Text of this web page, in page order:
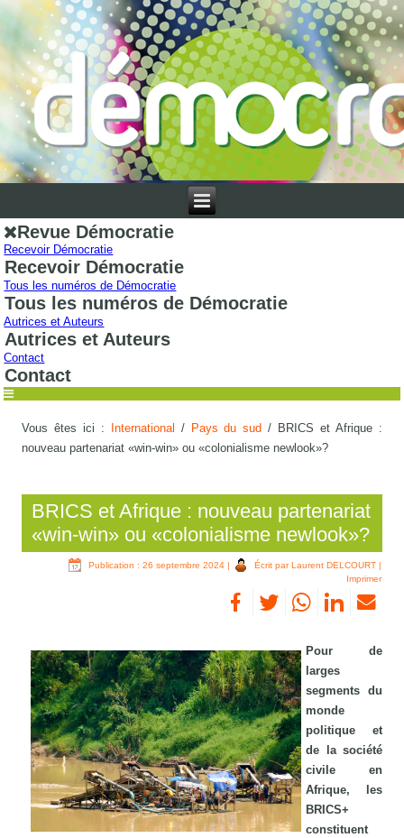
Revue Démocratie
Recevoir Démocratie
Recevoir Démocratie
Tous les numéros de Démocratie
Tous les numéros de Démocratie
Autrices et Auteurs
Autrices et Auteurs
Contact
Contact
Vous êtes ici : International / Pays du sud / BRICS et Afrique :
nouveau partenariat «win-win» ou «colonialisme newlook»?
BRICS et Afrique : nouveau partenariat
«win-win» ou «colonialisme newlook»?
Publication : 26 septembre 2024| Écrit par Laurent DELCOURT|
Imprimer
Pour de
larges
segments du
monde
politique et
de la société
civile en
Afrique, les
BRICS+
constituent